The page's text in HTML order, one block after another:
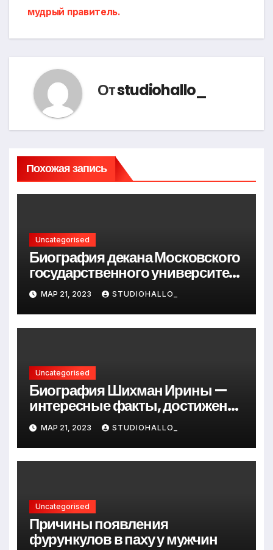
мудрый правитель.
Отstudiohallo_
Похожая запись
Uncategorised
Биография декана Московского
государственного университета
Андрея Сидорова — от студента
до руководителя
МАР 21, 2023 STUDIOHALLO_
Uncategorised
Биография Шихман Ирины —
интересные факты, достижения
и путь к успеху
МАР 21, 2023 STUDIOHALLO_
Uncategorised
Причины появления
фурункулов в паху у мужчин